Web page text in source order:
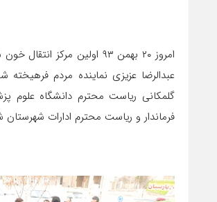
امروز ۲۰ بهمن ۹۳ اولین
عبدالرضا عزیزی نماینده مردم
گلمکانی ریاست محترم دانشگاه علوم
فرماندار و ریاست محترم ادارات